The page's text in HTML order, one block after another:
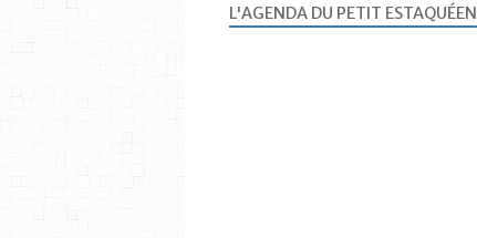
L'AGENDA DU PETIT ESTAQUÉEN